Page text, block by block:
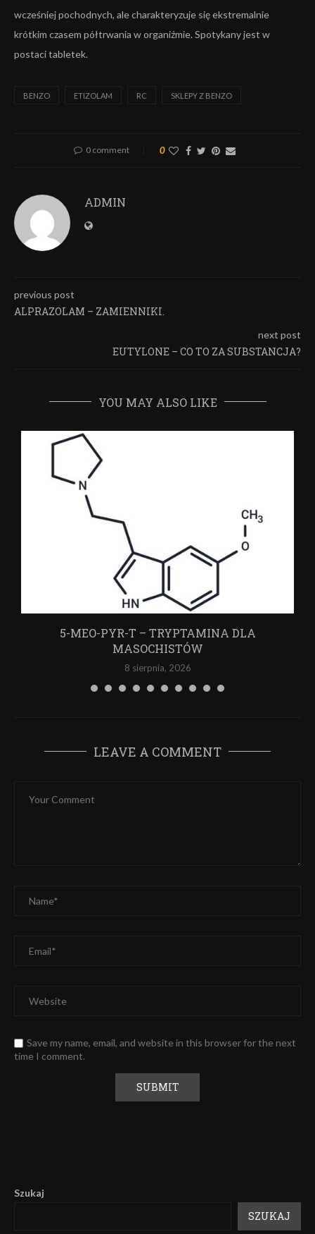
wcześniej pochodnych, ale charakteryzuje się ekstremalnie
krótkim czasem półtrwania w organiźmie. Spotykany jest w
postaci tabletek.
BENZO ETIZOLAM RC SKLEPY Z BENZO
0 comment 0
ADMIN
previous post
ALPRAZOLAM – ZAMIENNIKI.
next post
EUTYLONE – CO TO ZA SUBSTANCJA?
YOU MAY ALSO LIKE
5-MEO-PYR-T – TRYPTAMINA DLA
MASOCHISTÓW
8 sierpnia, 2026
LEAVE A COMMENT
Save my name, email, and website in this browser for the next
time I comment.
Szukaj
SZUKAJ